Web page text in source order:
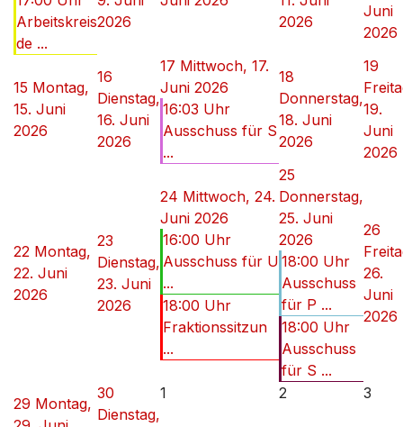
Arbeitskreis
de ...
2026
2026
Juni
2026
15 Montag,
15. Juni
2026
16
Dienstag,
16. Juni
2026
17 Mittwoch, 17.
Juni 2026
16:03 Uhr
Ausschuss für S
...
18
Donnerstag,
18. Juni
2026
19
19.
Juni
2026
22 Montag,
22. Juni
2026
23
Dienstag,
23. Juni
2026
24 Mittwoch, 24.
Juni 2026
16:00 Uhr
Ausschuss für U
...
18:00 Uhr
Fraktionssitzun
...
25
Donnerstag,
25. Juni
2026
18:00 Uhr
Ausschuss
für P ...
18:00 Uhr
Ausschuss
für S ...
26
26.
Juni
2026
29 Montag,
30
Dienstag,
1 2 3